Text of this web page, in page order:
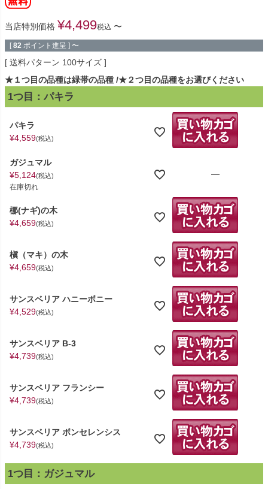
当店特別価格 ¥4,499税込 〜
[ 82 ポイント進呈 ] 〜
送料パターン 100サイズ
★１つ目の品種は緑帯の品種 ★２つ目の品種をお選びください
1つ目：パキラ
パキラ
¥4,559 税込
ガジュマル
¥5,124 税込
在庫切れ
—
梛(ナギ)の木
¥4,659 税込
槇（マキ）の木
¥4,659 税込
サンスベリア ハニーボニー
¥4,529 税込
サンスベリア B-3
¥4,739 税込
サンスベリア フランシー
¥4,739 税込
サンスベリア ボンセレンシス
¥4,739 税込
1つ目：ガジュマル